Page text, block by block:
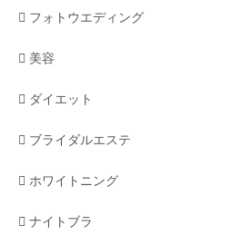
フォトウエディング
美容
ダイエット
ブライダルエステ
ホワイトニング
ナイトブラ